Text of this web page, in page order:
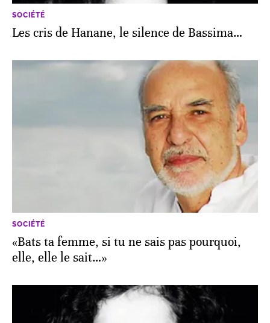
SOCIÉTÉ
Les cris de Hanane, le silence de Bassima…
SOCIÉTÉ
«Bats ta femme, si tu ne sais pas pourquoi,
elle, elle le sait…»